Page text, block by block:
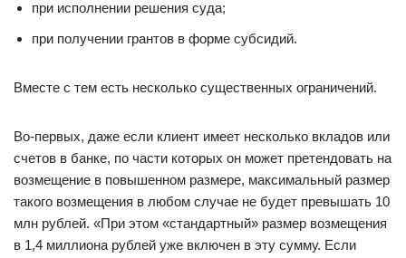
при исполнении решения суда;
при получении грантов в форме субсидий.
Вместе с тем есть несколько существенных ограничений.
Во-первых, даже если клиент имеет несколько вкладов или
счетов в банке, по части которых он может претендовать на
возмещение в повышенном размере, максимальный размер
такого возмещения в любом случае не будет превышать 10
млн рублей. «При этом «стандартный» размер возмещения
в 1,4 миллиона рублей уже включен в эту сумму. Если